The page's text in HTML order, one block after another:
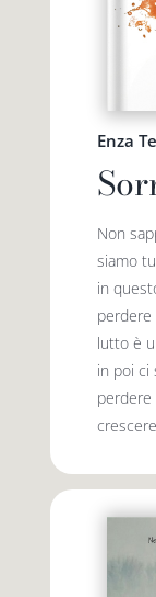
Enza
Non
siamo
in
perdere
lutto è
in poi ci
perdere